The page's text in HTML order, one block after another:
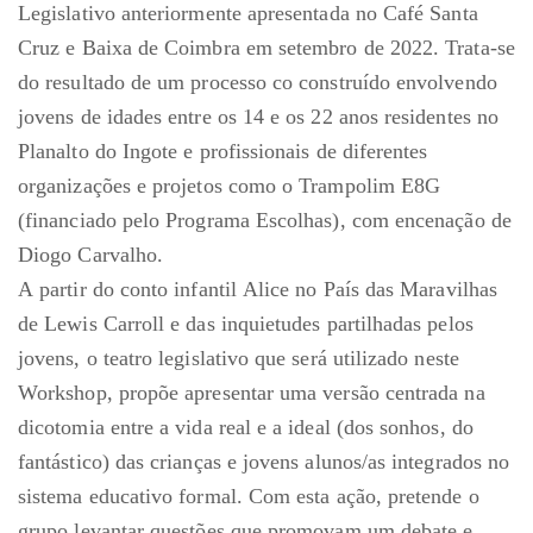
Legislativo anteriormente apresentada no Café Santa
Cruz e Baixa de Coimbra em setembro de 2022. Trata-se
do resultado de um processo co construído envolvendo
jovens de idades entre os 14 e os 22 anos residentes no
Planalto do Ingote e profissionais de diferentes
organizações e projetos como o Trampolim E8G
(financiado pelo Programa Escolhas), com encenação de
Diogo Carvalho.
A partir do conto infantil Alice no País das Maravilhas
de Lewis Carroll e das inquietudes partilhadas pelos
jovens, o teatro legislativo que será utilizado neste
Workshop, propõe apresentar uma versão centrada na
dicotomia entre a vida real e a ideal (dos sonhos, do
fantástico) das crianças e jovens alunos/as integrados no
sistema educativo formal. Com esta ação, pretende o